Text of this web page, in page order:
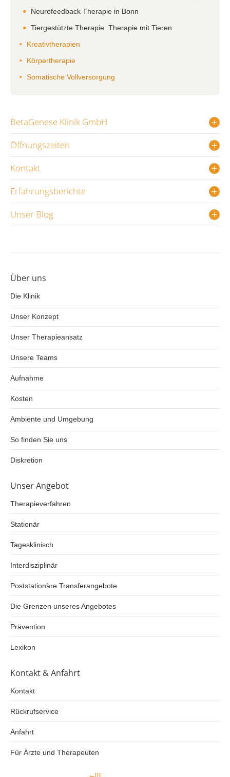
Neurofeedback Therapie in Bonn
Tiergestützte Therapie: Therapie mit Tieren
Kreativtherapien
Körpertherapie
Somatische Vollversorgung
BetaGenese Klinik GmbH
Öffnungszeiten
Kontakt
Erfahrungsberichte
Unser Blog
Über uns
Die Klinik
Unser Konzept
Unser Therapieansatz
Unsere Teams
Aufnahme
Kosten
Ambiente und Umgebung
So finden Sie uns
Diskretion
Unser Angebot
Therapieverfahren
Stationär
Tagesklinisch
Interdisziplinär
Poststationäre Transferangebote
Die Grenzen unseres Angebotes
Prävention
Lexikon
Kontakt & Anfahrt
Kontakt
Rückrufservice
Anfahrt
Für Ärzte und Therapeuten